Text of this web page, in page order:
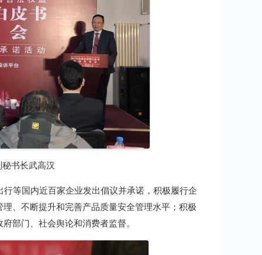
书长武高汉
等国内近百家企业发出倡议并承诺，积极履行企
、不断提升和完善产品质量安全管理水平；积极
部门、社会舆论和消费者监督。